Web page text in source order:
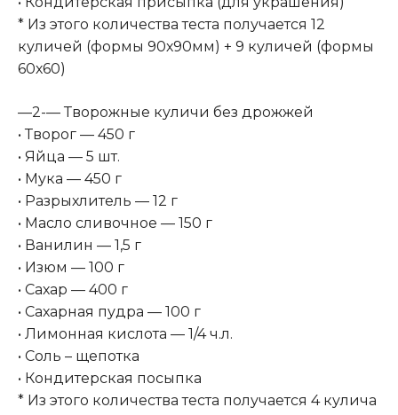
* Из этого количества теста получается 12
куличей (формы 90х90мм) + 9 куличей (формы
60х60)
—2-— Творожные куличи без дрожжей
• Творог — 450 г
• Яйца — 5 шт.
• Мука — 450 г
• Разрыхлитель — 12 г
• Масло сливочное — 150 г
• Ванилин — 1,5 г
• Изюм — 100 г
• Сахар — 400 г
• Сахарная пудра — 100 г
• Лимонная кислота — 1/4 ч.л.
• Соль – щепотка
• Кондитерская посыпка
* Из этого количества теста получается 4 кулича